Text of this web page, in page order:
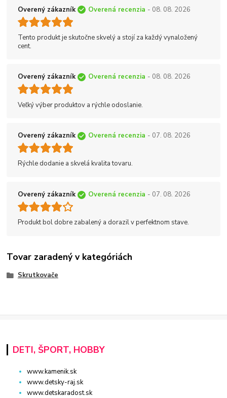
Overený zákazník Overená recenzia - 08. 08. 2026
Tento produkt je skutočne skvelý a stojí za každý vynaložený
cent.
Overený zákazník Overená recenzia - 08. 08. 2026
Veľký výber produktov a rýchle odoslanie.
Overený zákazník Overená recenzia - 07. 08. 2026
Rýchle dodanie a skvelá kvalita tovaru.
Overený zákazník Overená recenzia - 07. 08. 2026
Produkt bol dobre zabalený a dorazil v perfektnom stave.
Tovar zaradený v kategóriách
Skrutkovače
DETI, ŠPORT, HOBBY
www.kamenik.sk
www.detsky-raj.sk
www.detskaradost.sk